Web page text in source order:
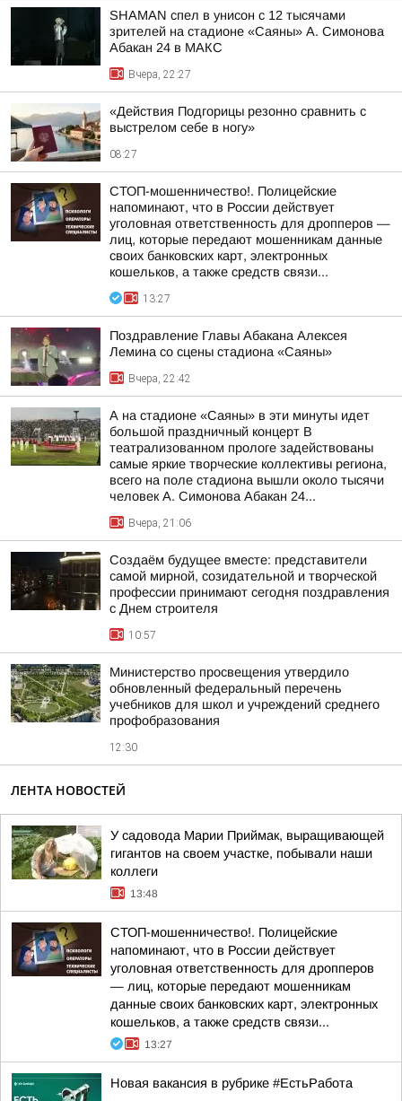
SHAMAN спел в унисон с 12 тысячами
зрителей на стадионе «Саяны» А. Симонова
Абакан 24 в МАКС
Вчера, 22:27
«Действия Подгорицы резонно сравнить с
выстрелом себе в ногу»
08:27
СТОП-мошенничество!. Полицейские
напоминают, что в России действует
уголовная ответственность для дропперов —
лиц, которые передают мошенникам данные
своих банковских карт, электронных
кошельков, а также средств связи...
13:27
Поздравление Главы Абакана Алексея
Лемина со сцены стадиона «Саяны»
Вчера, 22:42
А на стадионе «Саяны» в эти минуты идет
большой праздничный концерт В
театрализованном прологе задействованы
самые яркие творческие коллективы региона,
всего на поле стадиона вышли около тысячи
человек А. Симонова Абакан 24...
Вчера, 21:06
Создаём будущее вместе: представители
самой мирной, созидательной и творческой
профессии принимают сегодня поздравления
с Днем строителя
10:57
Министерство просвещения утвердило
обновленный федеральный перечень
учебников для школ и учреждений среднего
профобразования
12:30
ЛЕНТА НОВОСТЕЙ
У садовода Марии Приймак, выращивающей
гигантов на своем участке, побывали наши
коллеги
13:48
СТОП-мошенничество!. Полицейские
напоминают, что в России действует
уголовная ответственность для дропперов
— лиц, которые передают мошенникам
данные своих банковских карт, электронных
кошельков, а также средств связи...
13:27
Новая вакансия в рубрике #ЕстьРабота